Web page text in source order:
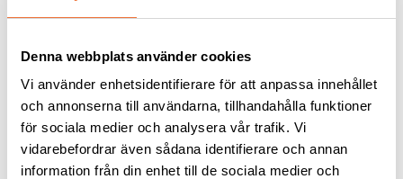
Denna webbplats använder cookies
Vi använder enhetsidentifierare för att anpassa innehållet
och annonserna till användarna, tillhandahålla funktioner
för sociala medier och analysera vår trafik. Vi
vidarebefordrar även sådana identifierare och annan
information från din enhet till de sociala medier och